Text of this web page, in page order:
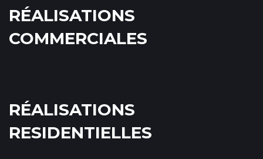
RÉALISATIONS
COMMERCIALES
RÉALISATIONS
RESIDENTIELLES